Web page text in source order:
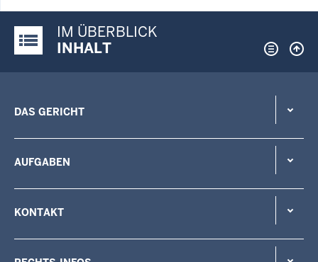
Justiz-Portal im Überblick:
IM ÜBERBLICK
INHALT
DAS GERICHT
AUFGABEN
KONTAKT